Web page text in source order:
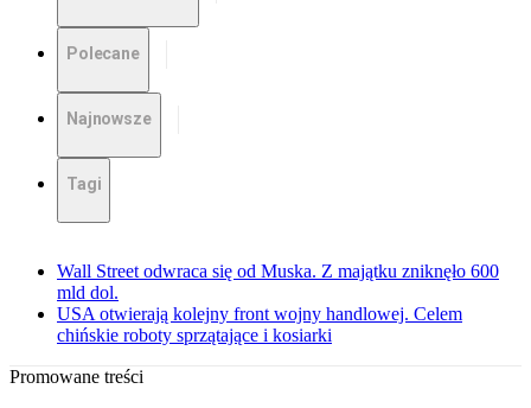
Polecane
Najnowsze
Tagi
Wall Street odwraca się od Muska. Z majątku zniknęło 600
mld dol.
USA otwierają kolejny front wojny handlowej. Celem
chińskie roboty sprzątające i kosiarki
Promowane treści